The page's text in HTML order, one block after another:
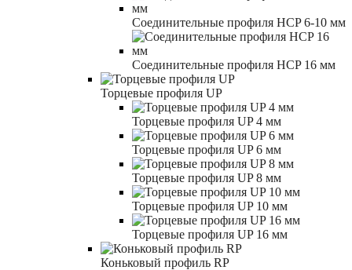
Соединительные профиля HCP 6-10 мм
Соединительные профиля HCP 16 мм
Торцевые профиля UP
Торцевые профиля UP 4 мм
Торцевые профиля UP 6 мм
Торцевые профиля UP 8 мм
Торцевые профиля UP 10 мм
Торцевые профиля UP 16 мм
Коньковый профиль RP